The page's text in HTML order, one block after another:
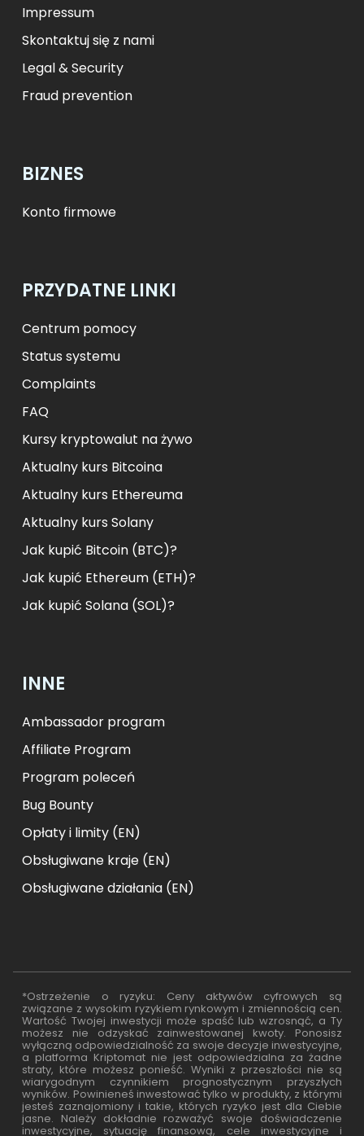
Impressum
Skontaktuj się z nami
Legal & Security
Fraud prevention
BIZNES
Konto firmowe
PRZYDATNE LINKI
Centrum pomocy
Status systemu
Complaints
FAQ
Kursy kryptowalut na żywo
Aktualny kurs Bitcoina
Aktualny kurs Ethereuma
Aktualny kurs Solany
Jak kupić Bitcoin (BTC)?
Jak kupić Ethereum (ETH)?
Jak kupić Solana (SOL)?
INNE
Ambassador program
Affiliate Program
Program poleceń
Bug Bounty
Opłaty i limity (EN)
Obsługiwane kraje (EN)
Obsługiwane działania (EN)
*Ostrzeżenie o ryzyku: Ceny aktywów cyfrowych są
związane z wysokim ryzykiem rynkowym i zmiennością cen.
Wartość Twojej inwestycji może spaść lub wzrosnąć, a Ty
możesz nie odzyskać zainwestowanej kwoty. Ponosisz
wyłączną odpowiedzialność za swoje decyzje inwestycyjne,
a platforma Kriptomat nie jest odpowiedzialna za żadne
straty, które możesz ponieść. Wyniki z przeszłości nie są
wiarygodnym czynnikiem prognostycznym przyszłych
wyników. Powinieneś inwestować tylko w produkty, z którymi
jesteś zaznajomiony i takie, których ryzyko jest dla Ciebie
jasne. Należy dokładnie rozważyć swoje doświadczenie
inwestycyjne, sytuację finansową, cele inwestycyjne i